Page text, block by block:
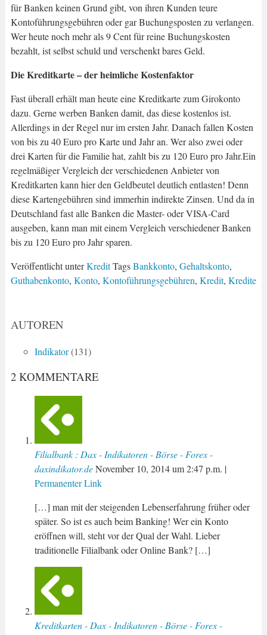
für Banken keinen Grund gibt, von ihren Kunden teure
Kontoführungsgebühren oder gar Buchungsposten zu verlangen.
Wer heute noch mehr als 9 Cent für reine Buchungskosten
bezahlt, ist selbst schuld und verschenkt bares Geld.
Die Kreditkarte – der heimliche Kostenfaktor
Fast überall erhält man heute eine Kreditkarte zum Girokonto
dazu. Gerne werben Banken damit, das diese kostenlos ist.
Allerdings in der Regel nur im ersten Jahr. Danach fallen Kosten
von bis zu 40 Euro pro Karte und Jahr an. Wer also zwei oder
drei Karten für die Familie hat, zahlt bis zu 120 Euro pro Jahr.Ein
regelmäßiger Vergleich der verschiedenen Anbieter von
Kreditkarten kann hier den Geldbeutel deutlich entlasten! Denn
diese Kartengebühren sind immerhin indirekte Zinsen. Und da in
Deutschland fast alle Banken die Master- oder VISA-Card
ausgeben, kann man mit einem Vergleich verschiedener Banken
bis zu 120 Euro pro Jahr sparen.
Veröffentlicht unterKredit TagsBankkonto, Gehaltskonto,
Guthabenkonto, Konto, Kontoführungsgebühren, Kredit, Kredite
AUTOREN
Indikator(131)
2 KOMMENTARE
Filialbank : Dax - Indikatoren - Börse - Forex -
daxindikator.de November 10, 2014um2:47 p.m. |
Permanenter Link
[…] man mit der steigenden Lebenserfahrung früher oder
später. So ist es auch beim Banking! Wer ein Konto
eröffnen will, steht vor der Qual der Wahl. Lieber
traditionelle Filialbank oder Online Bank? […]
Kreditkarten - Dax - Indikatoren - Börse - Forex -